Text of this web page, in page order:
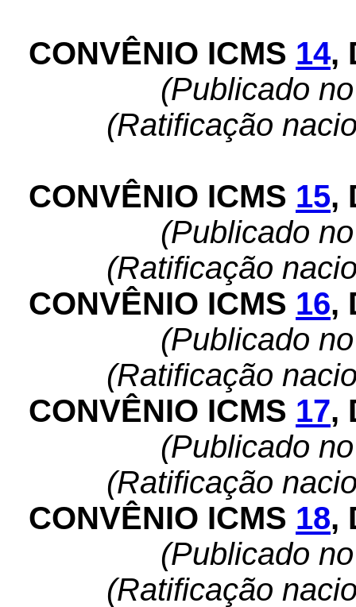
CONVÊNIO ICMS 14,
(Publicado
(Ratificação
CONVÊNIO ICMS 15,
(Publicado
(Ratificação
CONVÊNIO ICMS 16,
(Publicado
(Ratificação
CONVÊNIO ICMS 17,
(Publicado
(Ratificação
CONVÊNIO ICMS 18,
(Publicado
(Ratificação